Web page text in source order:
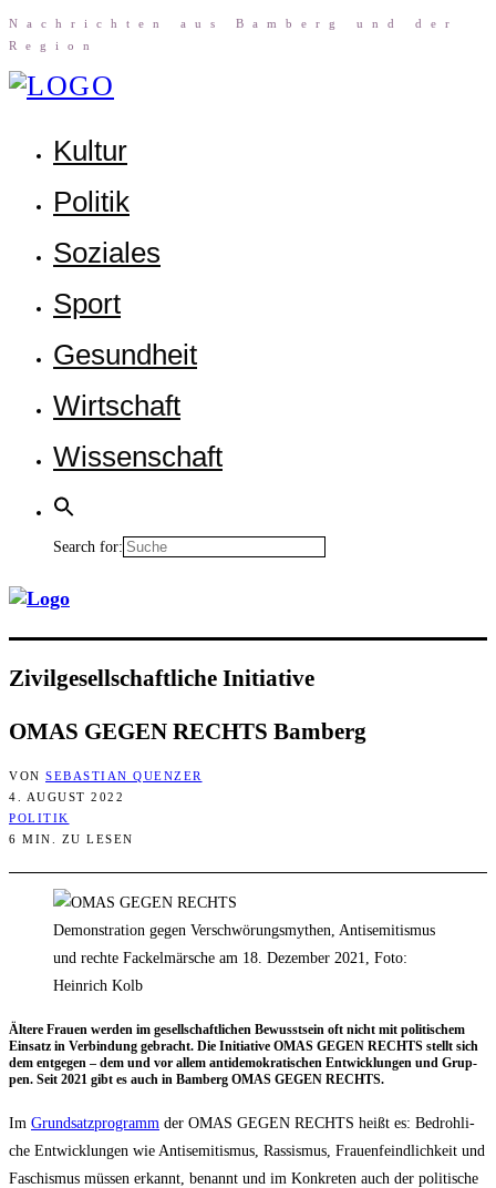
Nach­rich­ten aus Bam­berg und der
Region
Kul­tur
Poli­tik
Sozia­les
Sport
Gesund­heit
Wirt­schaft
Wis­sen­schaft
Search for:
Zivil­ge­sell­schaft­li­che Initiative
OMAS GEGEN RECHTS Bamberg
VON SEBASTIAN QUENZER
4. AUGUST 2022
POLITIK
6 MIN. ZU LESEN
Demonstration gegen Verschwörungsmythen, Antisemitismus
und rechte Fackelmärsche am 18. Dezember 2021, Foto:
Heinrich Kolb
Älte­re Frau­en wer­den im gesell­schaft­li­chen Bewusst­sein oft nicht mit poli­ti­schem
Ein­satz in Ver­bin­dung gebracht. Die Initia­ti­ve OMAS GEGEN RECHTS stellt sich
dem ent­ge­gen – dem und vor allem anti­de­mo­kra­ti­schen Ent­wick­lun­gen und Grup­
pen. Seit 2021 gibt es auch in Bam­berg OMAS GEGEN RECHTS.
Im Grund­satz­pro­gramm der OMAS GEGEN RECHTS heißt es: Bedroh­li­
che Ent­wick­lun­gen wie Anti­se­mi­tis­mus, Ras­sis­mus, Frau­en­feind­lich­keit und
Faschis­mus müs­sen erkannt, benannt und im Kon­kre­ten auch der poli­ti­sche